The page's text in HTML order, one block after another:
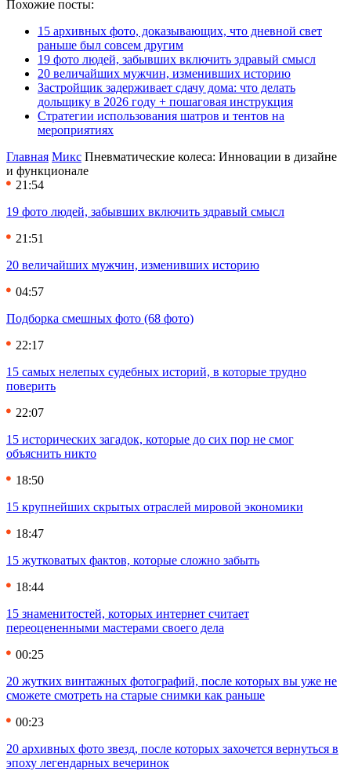
Похожие посты:
15 архивных фото, доказывающих, что дневной свет
раньше был совсем другим
19 фото людей, забывших включить здравый смысл
20 величайших мужчин, изменивших историю
Застройщик задерживает сдачу дома: что делать
дольщику в 2026 году + пошаговая инструкция
Стратегии использования шатров и тентов на
мероприятиях
Главная Микс Пневматические колеса: Инновации в дизайне
и функционале
21:54
19 фото людей, забывших включить здравый смысл
21:51
20 величайших мужчин, изменивших историю
04:57
Подборка смешных фото (68 фото)
22:17
15 самых нелепых судебных историй, в которые трудно
поверить
22:07
15 исторических загадок, которые до сих пор не смог
объяснить никто
18:50
15 крупнейших скрытых отраслей мировой экономики
18:47
15 жутковатых фактов, которые сложно забыть
18:44
15 знаменитостей, которых интернет считает
переоцененными мастерами своего дела
00:25
20 жутких винтажных фотографий, после которых вы уже не
сможете смотреть на старые снимки как раньше
00:23
20 архивных фото звезд, после которых захочется вернуться в
эпоху легендарных вечеринок